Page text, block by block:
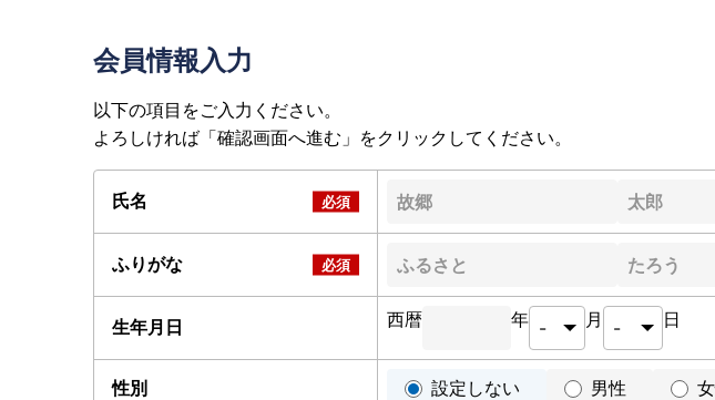
会員情報入力
以下の項目をご入力ください。
よろしければ「確認画面へ進む」をクリックしてください。
氏名
ふりがな
生年月日 西暦 年 月 日
性別 設定しない 男性